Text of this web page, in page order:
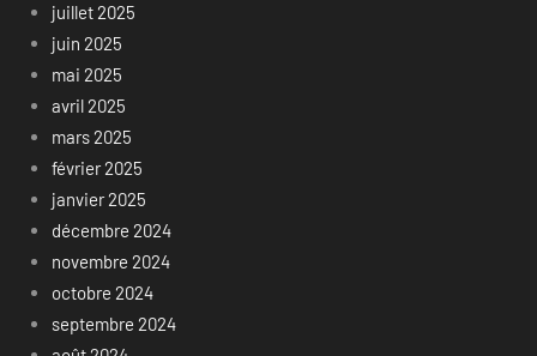
juillet 2025
juin 2025
mai 2025
avril 2025
mars 2025
février 2025
janvier 2025
décembre 2024
novembre 2024
octobre 2024
septembre 2024